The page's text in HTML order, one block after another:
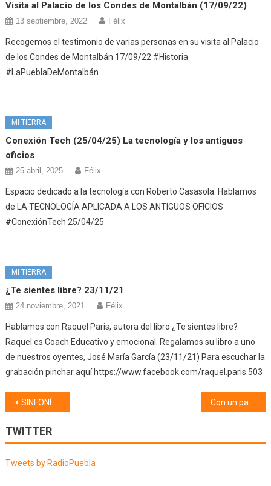
Visita al Palacio de los Condes de Montalbán (17/09/22)
13 septiembre, 2022 Félix
Recogemos el testimonio de varias personas en su visita al Palacio
de los Condes de Montalbán 17/09/22 #Historia
#LaPueblaDeMontalbán
MI TIERRA
Conexión Tech (25/04/25) La tecnología y los antiguos
oficios
25 abril, 2025 Félix
Espacio dedicado a la tecnología con Roberto Casasola. Hablamos
de LA TECNOLOGÍA APLICADA A LOS ANTIGUOS OFICIOS
#ConexiónTech 25/04/25
MI TIERRA
¿Te sientes libre? 23/11/21
24 noviembre, 2021 Félix
Hablamos con Raquel Paris, autora del libro ¿Te sientes libre?
Raquel es Coach Educativo y emocional. Regalamos su libro a uno
de nuestros oyentes, José María García (23/11/21) Para escuchar la
grabación pinchar aquí https://www.facebook.com/raquel.paris.503
Navegación
de
entradas
SINFONÍA DE LAS LETRAS (25/04/25)
TWITTER
Tweets by RadioPuebla